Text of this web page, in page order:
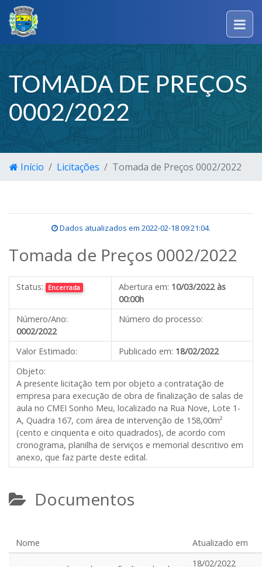
TOMADA DE PREÇOS
0002/2022
Início Licitações Tomada de Preços 0002/2022
Dados atualizados em 2022-02-18 09:21:04.
Tomada de Preços 0002/2022
Status: Encerrada Abertura em: 10/03/2022 às
00:00h
Número/Ano:
0002/2022
Número do processo:
Valor Estimado: Publicado em: 18/02/2022
Objeto:
A presente licitação tem por objeto a contratação de
empresa para execução de obra de finalização de salas de
aula no CMEI Sonho Meu, localizado na Rua Nove, Lote 1-
A, Quadra 167, com área de intervenção de 158,00m²
(cento e cinquenta e oito quadrados), de acordo com
cronograma, planilha de serviços e memorial descritivo em
anexo, que faz parte deste edital.
Documentos
Nome Atualizado em
18/02/2022